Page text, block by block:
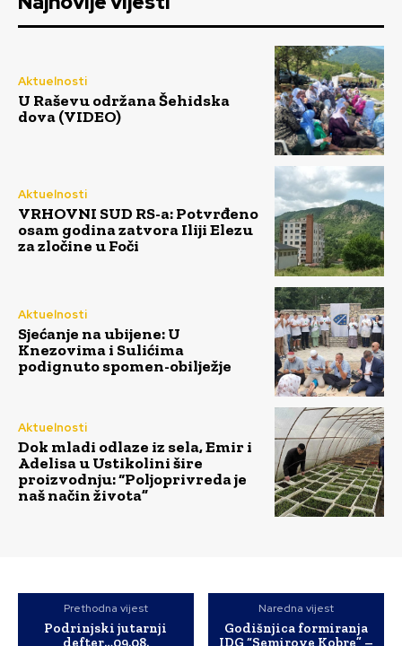
Aktuelnosti
U Raševu održana Šehidska
dova (VIDEO)
Aktuelnosti
VRHOVNI SUD RS-a: Potvrđeno
osam godina zatvora Iliji Elezu
za zločine u Foči
Aktuelnosti
Sjećanje na ubijene: U
Knezovima i Sulićima
podignuto spomen-obilježje
Aktuelnosti
Dok mladi odlaze iz sela, Emir i
Adelisa u Ustikolini šire
proizvodnju: “Poljoprivreda je
naš način života”
Prethodna vijest
Podrinjski jutarnji
defter…09.08.
Naredna vijest
Godišnjica formiranja
IDG “Semirove Kobre” –